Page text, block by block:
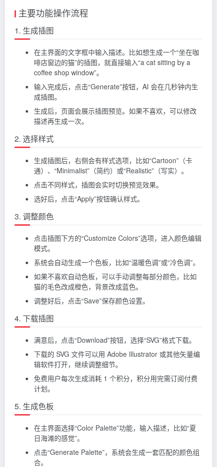
主要功能操作流程
1. 生成插图
在主界面的文字框中输入描述。比如想生成一个“坐在咖
啡店窗边的猫”的插图，就直接输入“a cat sitting by a
coffee shop window”。
输入完成后，点击“Generate”按钮，AI 会在几秒钟内生
成插图。
生成后，页面会展示插图预览。如果不喜欢，可以修改
描述再生成一次。
2. 选择样式
生成插图后，右侧会有样式选项，比如“Cartoon”（卡
通）、“Minimalist”（简约）或“Realistic”（写实）。
点击不同样式，插图会实时切换预览效果。
选好后，点击“Apply”按钮确认样式。
3. 调整颜色
点击插图下方的“Customize Colors”选项，进入颜色编辑
模式。
系统会自动生成一个色板，比如“温暖色调”或“冷色调”。
如果不喜欢自动色板，可以手动调整每部分颜色，比如
猫的毛色改成橙色，背景改成蓝色。
调整好后，点击“Save”保存颜色设置。
4. 下载插图
满意后，点击“Download”按钮，选择“SVG”格式下载。
下载的 SVG 文件可以用 Adobe Illustrator 或其他矢量编
辑软件打开，继续调整细节。
免费用户每次生成消耗 1 个积分，积分用完需订阅付费
计划。
5. 生成色板
在主界面选择“Color Palette”功能，输入描述，比如“夏
日海滩的感觉”。
点击“Generate Palette”，系统会生成一套匹配的颜色组
合。